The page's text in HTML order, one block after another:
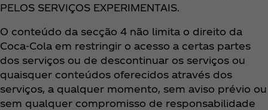
PELOS SERVIÇOS EXPERIMENTAIS.
O conteúdo da secção 4 não limita o direito da
Coca‑Cola em restringir o acesso a certas partes
dos serviços ou de descontinuar os serviços ou
quaisquer conteúdos oferecidos através dos
serviços, a qualquer momento, sem aviso prévio ou
sem qualquer compromisso de responsabilidade